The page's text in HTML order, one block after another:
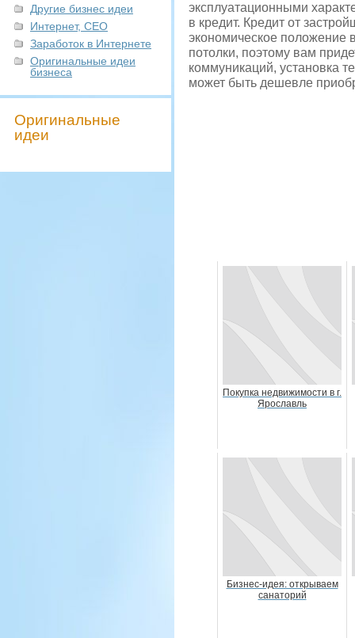
Другие бизнес идеи
Интернет, СЕО
Заработок в Интернете
Оригинальные идеи
бизнеса
Оригинальные
идеи
эксплуатационными
в кредит. Кредит от
экономическое положение
потолки, поэтому вам
коммуникаций, установка
может быть дешевле
Покупка недвижимости в г.
Ярославль
Бизнес-идея: открываем
санаторий